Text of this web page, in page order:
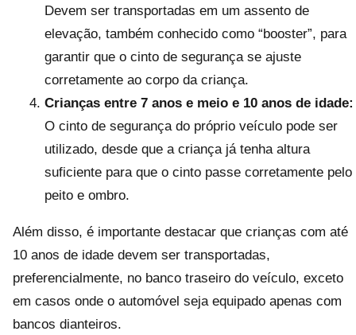
Devem ser transportadas em um assento de
elevação, também conhecido como “booster”, para
garantir que o cinto de segurança se ajuste
corretamente ao corpo da criança.
Crianças entre 7 anos e meio e 10 anos de idade:
O cinto de segurança do próprio veículo pode ser
utilizado, desde que a criança já tenha altura
suficiente para que o cinto passe corretamente pelo
peito e ombro.
Além disso, é importante destacar que crianças com até
10 anos de idade devem ser transportadas,
preferencialmente, no banco traseiro do veículo, exceto
em casos onde o automóvel seja equipado apenas com
bancos dianteiros.